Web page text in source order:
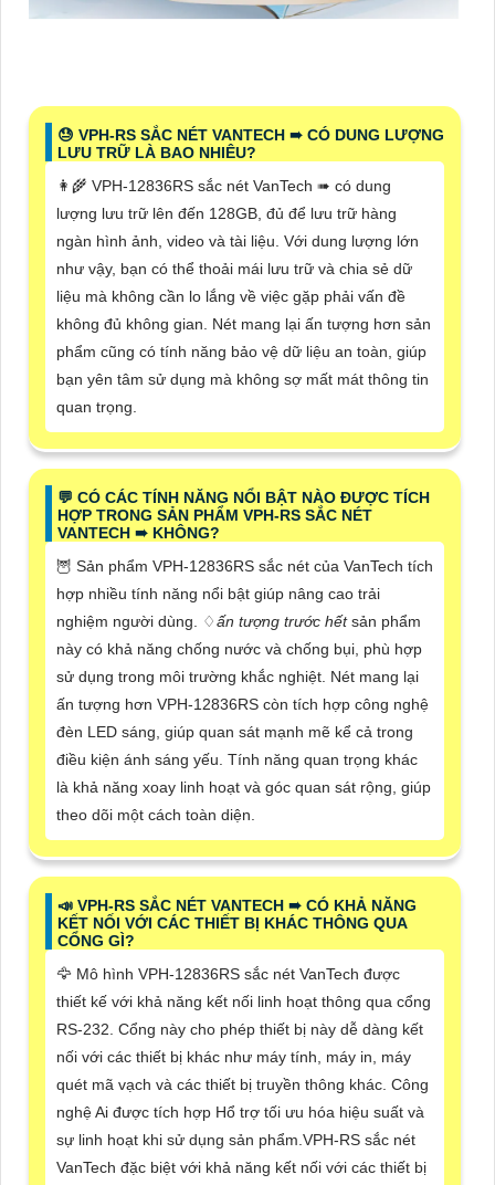
😓 VPH-RS SẮC NÉT VANTECH ➠ CÓ DUNG LƯỢNG
LƯU TRỮ LÀ BAO NHIÊU?
👩‍🌾 VPH-12836RS sắc nét VanTech ➠ có dung
lượng lưu trữ lên đến 128GB, đủ để lưu trữ hàng
ngàn hình ảnh, video và tài liệu. Với dung lượng lớn
như vậy, bạn có thể thoải mái lưu trữ và chia sẻ dữ
liệu mà không cần lo lắng về việc gặp phải vấn đề
không đủ không gian. Nét mang lại ấn tượng hơn sản
phẩm cũng có tính năng bảo vệ dữ liệu an toàn, giúp
bạn yên tâm sử dụng mà không sợ mất mát thông tin
quan trọng.
️💬 CÓ CÁC TÍNH NĂNG NỔI BẬT NÀO ĐƯỢC TÍCH
HỢP TRONG SẢN PHẨM VPH-RS SẮC NÉT
VANTECH ➠ KHÔNG?
🦉 Sản phẩm VPH-12836RS sắc nét của VanTech tích
hợp nhiều tính năng nổi bật giúp nâng cao trải
nghiệm người dùng. ♢ấn tượng trước hếtsản phẩm
này có khả năng chống nước và chống bụi, phù hợp
sử dụng trong môi trường khắc nghiệt. Nét mang lại
ấn tượng hơn VPH-12836RS còn tích hợp công nghệ
đèn LED sáng, giúp quan sát mạnh mẽ kể cả trong
điều kiện ánh sáng yếu. Tính năng quan trọng khác
là khả năng xoay linh hoạt và góc quan sát rộng, giúp
theo dõi một cách toàn diện.
📣 VPH-RS SẮC NÉT VANTECH ➠ CÓ KHẢ NĂNG
KẾT NỐI VỚI CÁC THIẾT BỊ KHÁC THÔNG QUA
CỔNG GÌ?
🦅 Mô hình VPH-12836RS sắc nét VanTech được
thiết kế với khả năng kết nối linh hoạt thông qua cổng
RS-232. Cổng này cho phép thiết bị này dễ dàng kết
nối với các thiết bị khác như máy tính, máy in, máy
quét mã vạch và các thiết bị truyền thông khác. Công
nghệ Ai được tích hợp Hổ trợ tối ưu hóa hiệu suất và
sự linh hoạt khi sử dụng sản phẩm.VPH-RS sắc nét
VanTech đặc biệt với khả năng kết nối với các thiết bị